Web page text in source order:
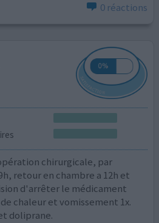
0 réactions
chirurgicale, par
retour en chambre a 12h et
d'arrêter le médicament
chaleur et vomissement 1x.
doliprane.